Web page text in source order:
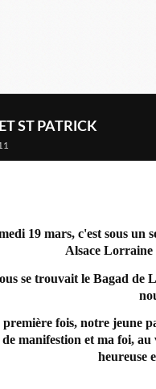
ST PATRICK
19 mars, c'est sous un
Alsace Lorraine
se trouvait le Bagad de
fois, notre jeune
de manifestion et ma foi,
heureuse